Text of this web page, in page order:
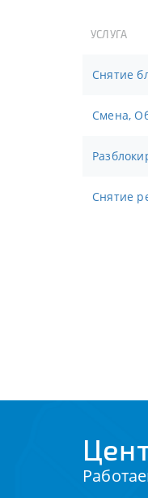
УСЛУГА
Снятие
Смена,
Снятие